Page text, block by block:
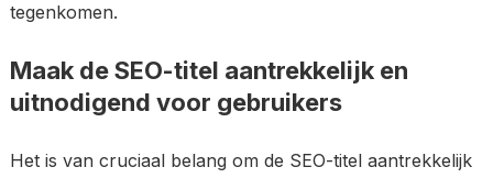
tegenkomen.
Maak de SEO-titel aantrekkelijk en
uitnodigend voor gebruikers
Het is van cruciaal belang om de SEO-titel aantrekkelijk